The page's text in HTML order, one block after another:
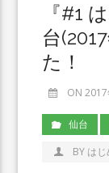
『#1
台
た！
ON
仙台
BY は